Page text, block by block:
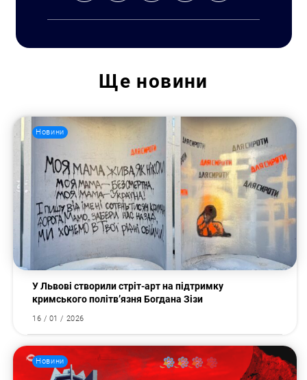
Ще новини
Новини
У Львові створили стріт-арт на підтримку
кримського політв’язня Богдана Зізи
16 / 01 / 2026
Новини